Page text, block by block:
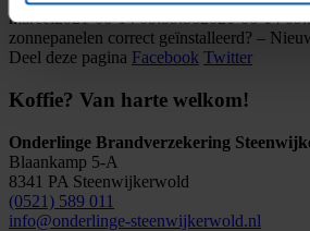
marcel2021-06-14 09:59:362021-06-14
zonnepanelen correct geïnstalleerd? –
Deel deze pagina Facebook Twitter
Koffie? Van harte welkom!
Onderlinge Brandverzekering
Blaankamp 5-A
8341 PA Steenwijkerwold
(0521) 589 011
info@onderlinge-steenwijkerwold.nl